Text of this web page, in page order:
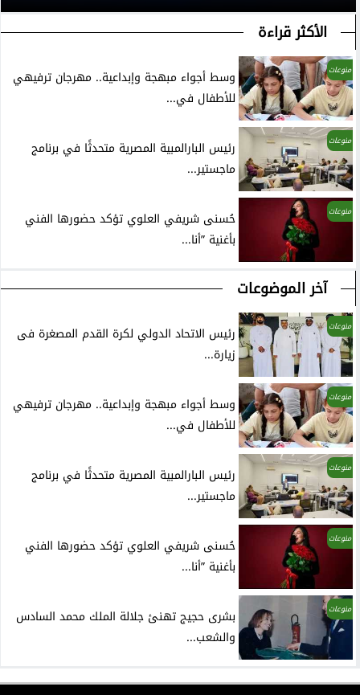
الأكثر قراءة
منوعات
وسط أجواء مبهجة وإبداعية.. مهرجان ترفيهي
للأطفال في...
منوعات
رئيس البارالمبية المصرية متحدثًا في برنامج
ماجستير...
منوعات
حُسنى شريفي العلوي تؤكد حضورها الفني
بأغنية ”أنا...
آخر الموضوعات
منوعات
رئيس الاتحاد الدولي لكرة القدم المصغرة فى
زيارة...
منوعات
وسط أجواء مبهجة وإبداعية.. مهرجان ترفيهي
للأطفال في...
منوعات
رئيس البارالمبية المصرية متحدثًا في برنامج
ماجستير...
منوعات
حُسنى شريفي العلوي تؤكد حضورها الفني
بأغنية ”أنا...
منوعات
بشرى حجيج تهنئ جلالة الملك محمد السادس
والشعب...